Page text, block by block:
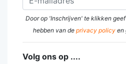
Door op 'Inschrijven' te klikken
hebben van de privacy policy en
Volg ons op ....